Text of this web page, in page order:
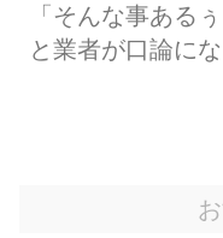
「そんな事ある
と業者が口論にな